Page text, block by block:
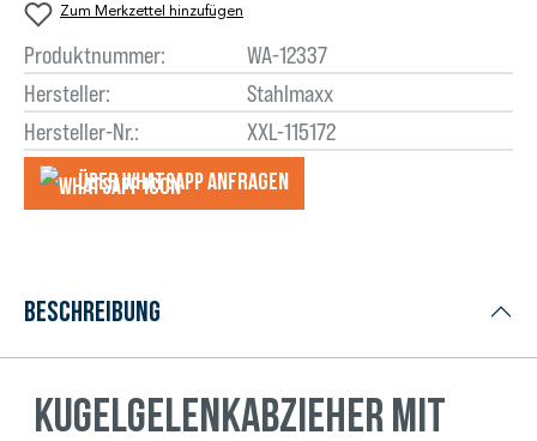
Zum Merkzettel hinzufügen
Produktnummer:
WA-12337
Hersteller:
Stahlmaxx
Hersteller-Nr.:
XXL-115172
Über WhatsApp anfragеn
Beschreibung
Kugelgelenkabzieher mit